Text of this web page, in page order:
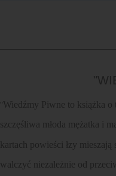
Wiedźmy Piwne to książka
szczęśliwa młoda mężatka i
kartach powieści łzy
walczyć niezależnie od